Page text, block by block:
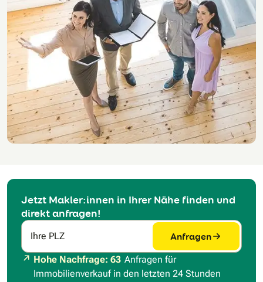
Jetzt Makler:innen in Ihrer Nähe finden und
direkt anfragen!
Ihre PLZ Anfragen
Hohe Nachfrage: 63 Anfragen für
Immobilienverkauf in den letzten 24 Stunden